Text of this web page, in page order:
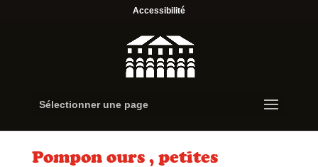
Accessibilité
Sélectionner une page
Pompon ours , petites